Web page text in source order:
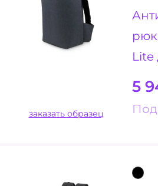
Lite
5
Под
заказать образец